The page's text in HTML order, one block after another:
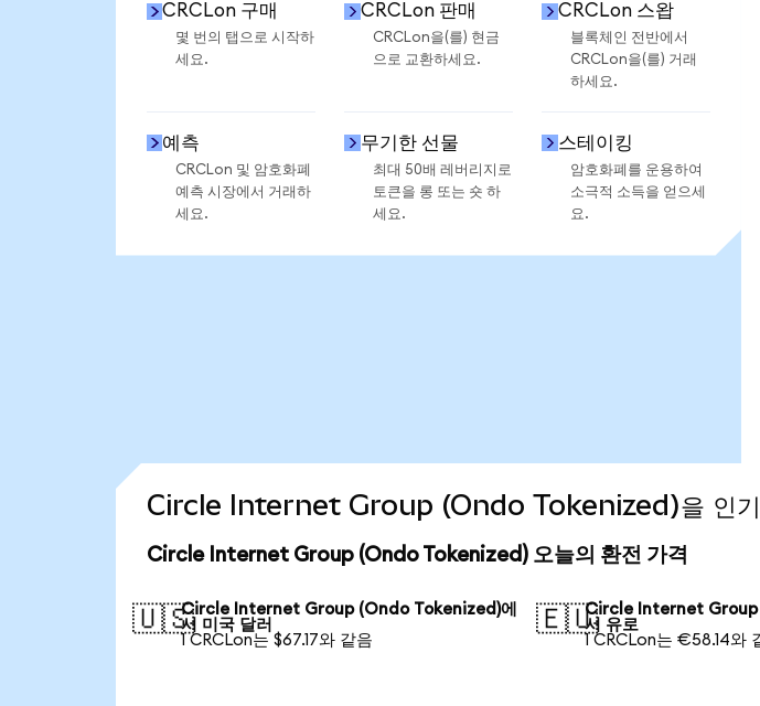
CRCLon 구매
몇 번의 탭으로 시작하
세요.
CRCLon 판매
CRCLon을(를) 현금
으로 교환하세요.
CRCLon 스왑
블록체인 전반에서
CRCLon을(를) 거래
하세요.
예측
CRCLon 및 암호화폐
예측 시장에서 거래하
세요.
무기한 선물
최대 50배 레버리지로
토큰을 롱 또는 숏 하
세요.
스테이킹
암호화폐를 운용하여
소극적 소득을 얻으세
요.
Circle Internet Group (Ondo Tokenized)을 인기
Circle Internet Group (Ondo Tokenized) 오늘의 환전 가격
🇺🇸Circle Internet Group (Ondo Tokenized)에
서 미국 달러
1 CRCLon는 $67.17와 같음
🇪🇺Circle Internet Group
서 유로
1 CRCLon는 €58.14와